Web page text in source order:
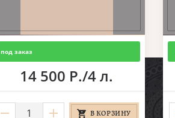
под заказ
14 500 Р./4 л.
В КОРЗИНУ